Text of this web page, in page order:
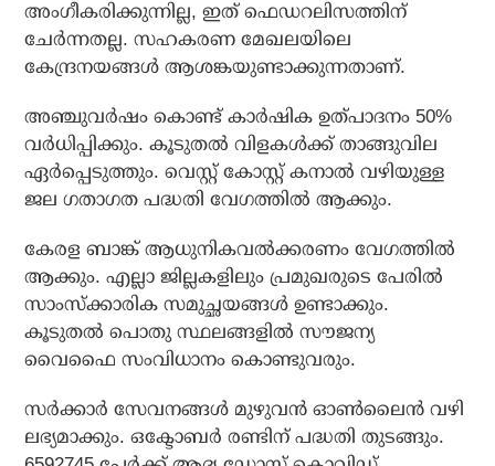
അംഗീകരിക്കുന്നില്ല, ഇത് ഫെഡറലിസത്തിന്
ചേര്‍ന്നതല്ല. സഹകരണ മേഖലയിലെ
കേന്ദ്രനയങ്ങള്‍ ആശങ്കയുണ്ടാക്കുന്നതാണ്.
അഞ്ചുവര്‍ഷം കൊണ്ട് കാര്‍ഷിക ഉത്പാദനം 50%
വര്‍ധിപ്പിക്കും. കൂടുതല്‍ വിളകള്‍ക്ക് താങ്ങുവില
ഏര്‍പ്പെടുത്തും. വെസ്റ്റ് കോസ്റ്റ് കനാല്‍ വഴിയുള്ള
ജല ഗതാഗത പദ്ധതി വേഗത്തില്‍ ആക്കും.
കേരള ബാങ്ക് ആധുനികവല്‍ക്കരണം വേഗത്തില്‍
ആക്കും. എല്ലാ ജില്ലകളിലും പ്രമുഖരുടെ പേരില്‍
സാംസ്‌ക്കാരിക സമുച്ഛയങ്ങള്‍ ഉണ്ടാക്കും.
കൂടുതല്‍ പൊതു സ്ഥലങ്ങളില്‍ സൗജന്യ
വൈഫൈ സംവിധാനം കൊണ്ടുവരും.
സര്‍ക്കാര്‍ സേവനങ്ങള്‍ മുഴുവന്‍ ഓണ്‍ലൈന്‍ വഴി
ലഭ്യമാക്കും. ഒക്ടോബര്‍ രണ്ടിന് പദ്ധതി തുടങ്ങും.